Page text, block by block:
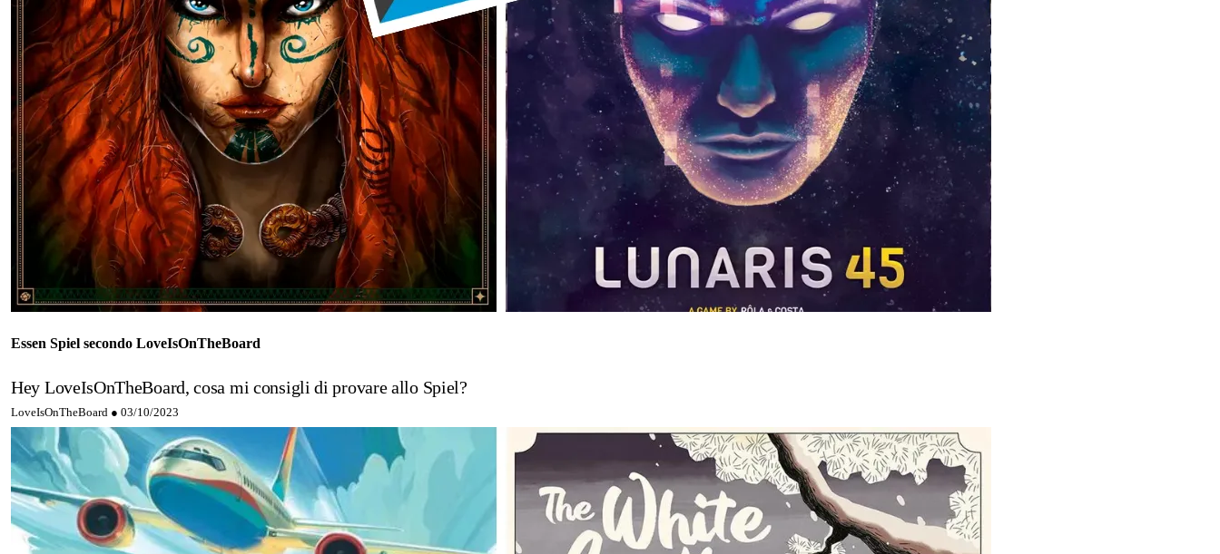
Essen Spiel secondo LoveIsOnTheBoard
Hey LoveIsOnTheBoard, cosa mi consigli di provare allo Spiel?
LoveIsOnTheBoard ● 03/10/2023